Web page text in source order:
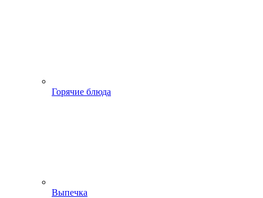
Горячие блюда
Выпечка